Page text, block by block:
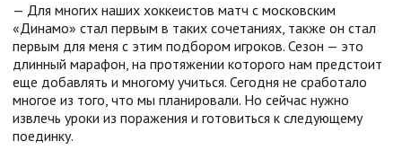
— Для многих наших хоккеистов матч с московским
«Динамо» стал первым в таких сочетаниях, также он стал
первым для меня с этим подбором игроков. Сезон — это
длинный марафон, на протяжении которого нам предстоит
еще добавлять и многому учиться. Сегодня не сработало
многое из того, что мы планировали. Но сейчас нужно
извлечь уроки из поражения и готовиться к следующему
поединку.